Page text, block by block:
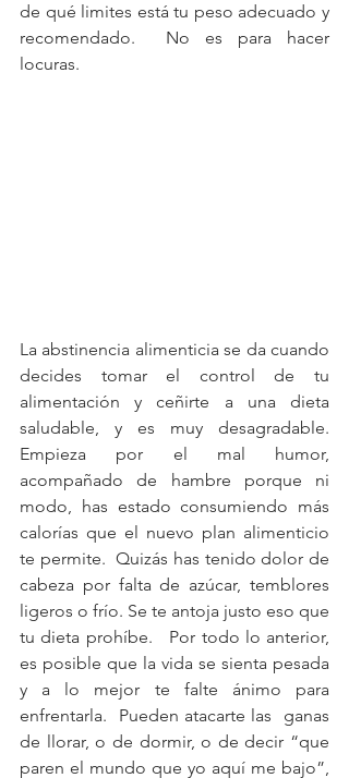
de qué limites está tu peso adecuado y
recomendado.  No es para hacer
locuras.
La abstinencia alimenticia se da cuando
decides tomar el control de tu
alimentación y ceñirte a una dieta
saludable, y es muy desagradable.
Empieza por el mal humor,
acompañado de hambre porque ni
modo, has estado consumiendo más
calorías que el nuevo plan alimenticio
te permite.  Quizás has tenido dolor de
cabeza por falta de azúcar, temblores
ligeros o frío. Se te antoja justo eso que
tu dieta prohíbe.   Por todo lo anterior,
es posible que la vida se sienta pesada
y a lo mejor te falte ánimo para
enfrentarla.  Pueden atacarte las  ganas
de llorar, o de dormir, o de decir “que
paren el mundo que yo aquí me bajo”,